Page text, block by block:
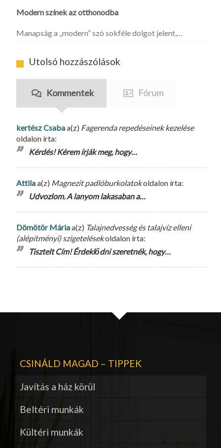
Modern színek az otthonodba
Manapság a „modern” szó sokféle dolgot jelent,…
Utolsó hozzászólások
Kommentek Fórum
kertész Csabaa(z) Fagerenda repedéseinek kezelése
oldalon írta:
Kérdés! Kérem írják meg, hogy…
Attilaa(z) Magnezit padlóburkolatokoldalon írta:
Udvozlom. A lanyom lakasaban a…
Dömötör Máriaa(z) Talajnedvesség és talajvíz elleni
(alépítményi) szigetelésekoldalon írta:
Tisztelt Cím! Érdeklődni szeretnék, hogy…
CSINÁLD MAGAD – TIPPEK
Javítás a ház körül
Beltéri munkák
Kültéri munkák